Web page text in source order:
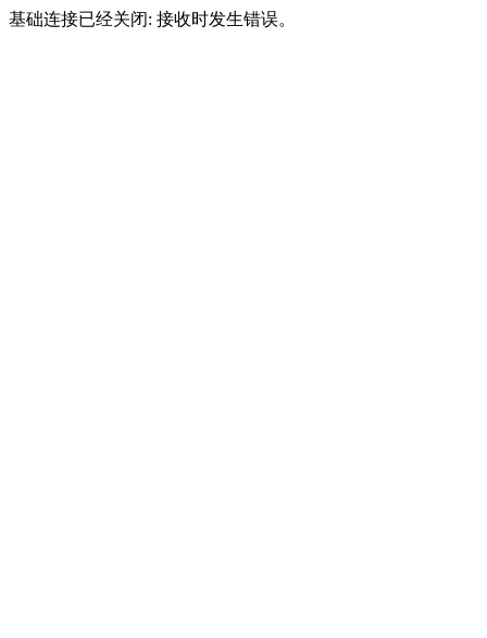
基础连接已经关闭: 接收时发生错误。